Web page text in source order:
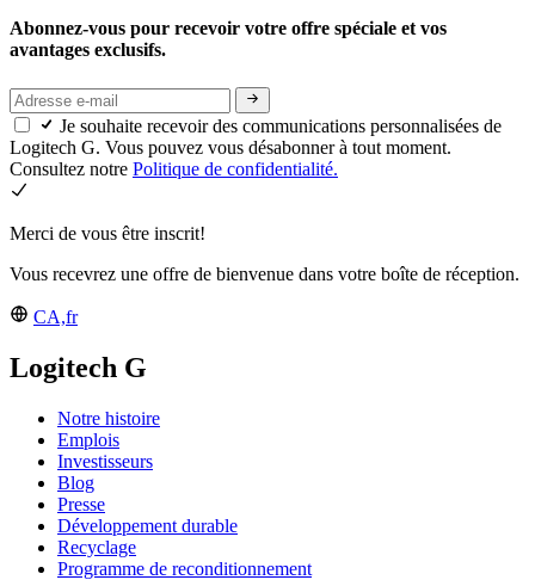
Abonnez-vous pour recevoir votre offre spéciale et vos
avantages exclusifs.
Je souhaite recevoir des communications personnalisées de
Logitech G. Vous pouvez vous désabonner à tout moment.
Consultez notre Politique de confidentialité.
Merci de vous être inscrit!
Vous recevrez une offre de bienvenue dans votre boîte de réception.
CA,fr
Logitech G
Notre histoire
Emplois
Investisseurs
Blog
Presse
Développement durable
Recyclage
Programme de reconditionnement